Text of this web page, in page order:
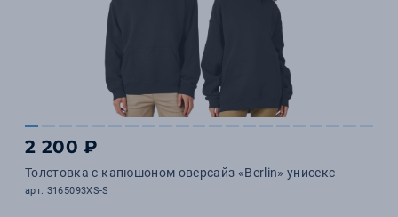
2 200 ₽
Толстовка с капюшоном оверсайз «Berlin» унисекс
арт. 3165093XS-S